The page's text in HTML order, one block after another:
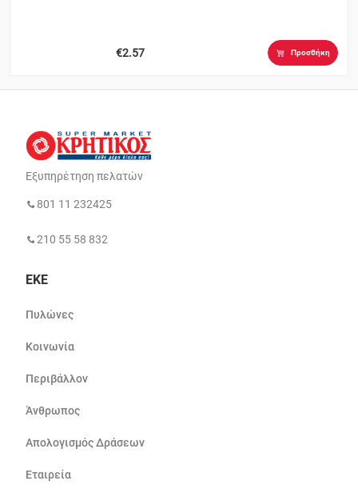
€2.57 Προσθήκη
Εξυπηρέτηση πελατών
801 11 232425
210 55 58 832
ΕΚΕ
Πυλώνες
Κοινωνία
Περιβάλλον
Άνθρωπος
Απολογισμός Δράσεων
Εταιρεία